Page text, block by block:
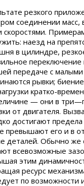
резкого
соединении
скоростями.
наезд на
в цилиндре,
переключение
передаче с малыми
рывки;
кратко-
— они в
от двигателя.
достигают предела
превышают его и в
деталей. Обычно
всевозможные
этим
ресурс
по возможности